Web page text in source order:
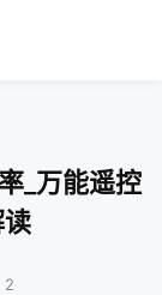
_万能遥控
2